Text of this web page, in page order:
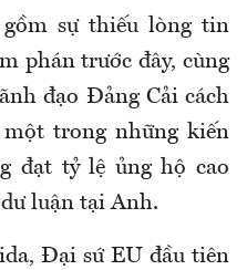
sự thiếu lòng tin
phán trước đây, cùng
đạo Đảng Cải cách
trong những kiến
đạt tỷ lệ ủng hộ cao
luận tại Anh.
Đại sứ EU đầu tiên